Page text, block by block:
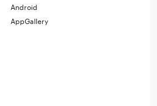
Android
AppGallery